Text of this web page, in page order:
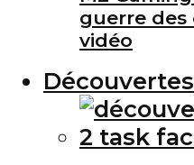
guerre des
vidéo
Découvertes